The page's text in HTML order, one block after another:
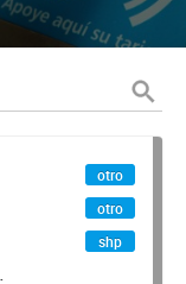
otro
otro
shp